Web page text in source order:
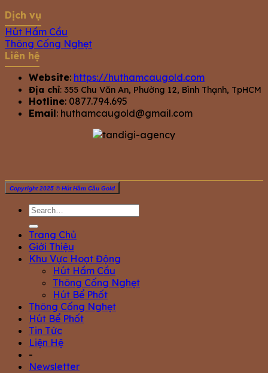
Dịch vụ
Hút Hầm Cầu
Thông Cống Nghẹt
Liên hệ
Website: https://huthamcaugold.com
Địa chỉ: 355 Chu Văn An, Phường 12, Bình Thạnh, TpHCM
Hotline: 0877.794.695
Email: huthamcaugold@gmail.com
Copyright 2025 © Hút Hầm Cầu Gold
Trang Chủ
Giới Thiệu
Khu Vực Hoạt Động
Hút Hầm Cầu
Thông Cống Nghẹt
Hút Bể Phốt
Thông Cống Nghẹt
Hút Bể Phốt
Tin Tức
Liện Hệ
-
Newsletter